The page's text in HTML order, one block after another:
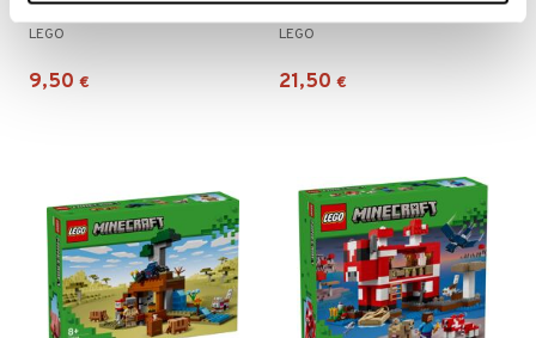
LEGO
9,50 €
LEGO
21,50 €